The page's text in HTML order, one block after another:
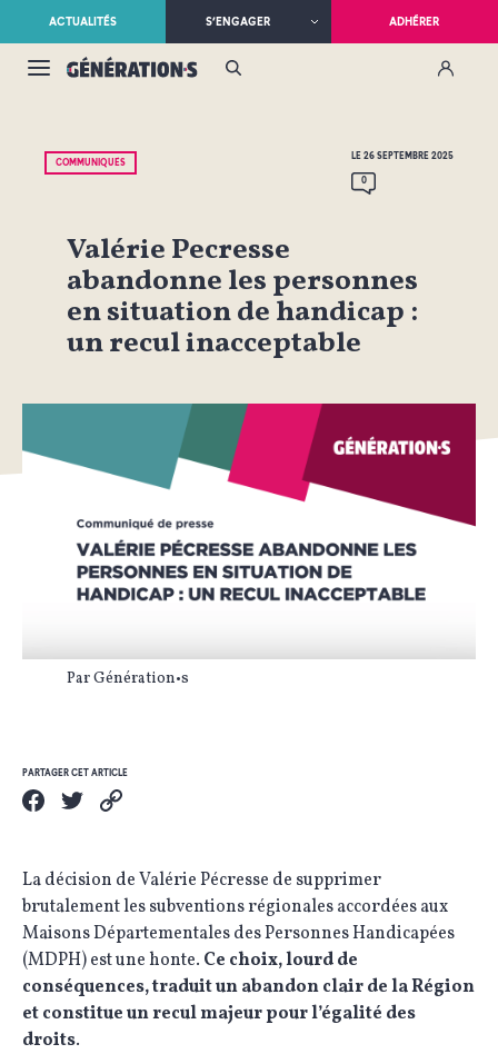
ACTUALITÉS S’ENGAGER ADHÉRER
COMMUNIQUÉS
LE 26 SEPTEMBRE 2025
0
Valérie Pecresse
abandonne les personnes
en situation de handicap :
un recul inacceptable
Par Génération•s
PARTAGER CET ARTICLE
La décision de Valérie Pécresse de supprimer
brutalement les subventions régionales accordées aux
Maisons Départementales des Personnes Handicapées
(MDPH) est une honte. Ce choix, lourd de
conséquences, traduit un abandon clair de la Région
et constitue un recul majeur pour l’égalité des
droits.